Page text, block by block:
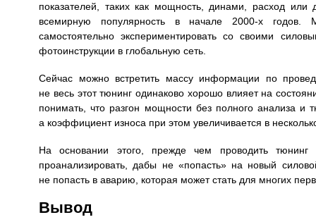
показателей, таких как мощность, динами, расход или
всемирную популярность в начале 2000-х годов.
самостоятельно экспериментировать со своими
фотоинструкции в глобальную сеть.
Сейчас можно встретить массу информации по
не весь этот тюнинг одинаково хорошо влияет на
понимать, что разгон мощности без полного анализа и
а коэффициент износа при этом увеличивается в
На основании этого, прежде чем проводить тюнинг
проанализировать, дабы не «попасть» на новый
не попасть в аварию, которая может стать для многих
Вывод